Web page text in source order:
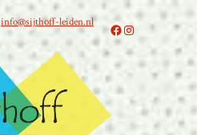
info@sijthoff-leiden.nl Facebook
Instagram